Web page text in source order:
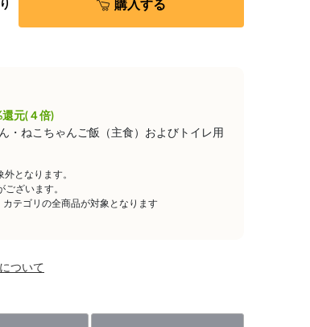
購入する
元(４倍)
ねこちゃんご飯（主食）およびトイレ用
となります。
ざいます。
テゴリの全商品が対象となります
ついて